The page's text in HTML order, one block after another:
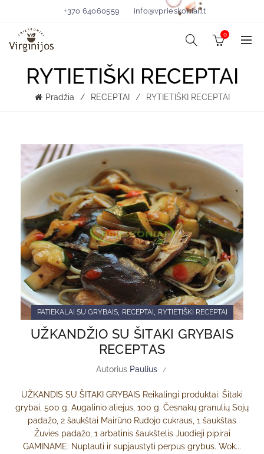
+370 64060559 info@vprieskoniai.lt
0
RYTIETIŠKI RECEPTAI
Pradžia RECEPTAI RYTIETIŠKI RECEPTAI
PATIEKALAI SU GRYBAIS, RECEPTAI RYTIETIŠKI RECEPTAI
UŽKANDŽIO SU ŠITAKI GRYBAIS
RECEPTAS
Autorius Paulius
UŽKANDIS SU ŠITAKI GRYBAIS Reikalingi produktai: Šitaki
grybai, 500 g. Augalinio aliejus, 100 g. Česnakų granulių Sojų
padažo, 2 šaukštai Mairūno Rudojo cukraus, 1 šaukštas
Žuvies padažo, 1 arbatinis šaukštelis Juodieji pipirai
GAMINAME: Nuplauti ir supjaustyti perpus grybus. Wok...